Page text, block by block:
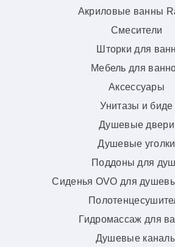
Акриловые ванны
Смесители
Шторки для ванн
Мебель для
Аксессуары
Унитазы и биде
Душевые двери
Душевые уголки
Поддоны для
Сиденья OVO для
Гидромассаж для
Душевые